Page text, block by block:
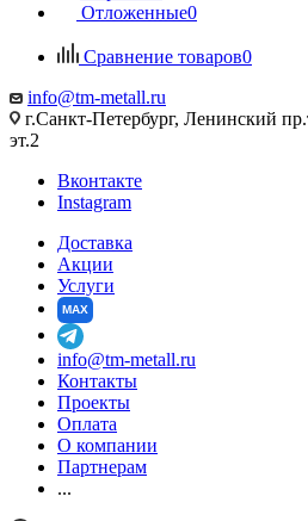
Отложенные0
Сравнение товаров0
info@tm-metall.ru
г.Санкт-Петербург, Ленинский
эт.2
Вконтакте
Instagram
Доставка
Акции
Услуги
MAX
info@tm-metall.ru
Контакты
Проекты
Оплата
О компании
Партнерам
...